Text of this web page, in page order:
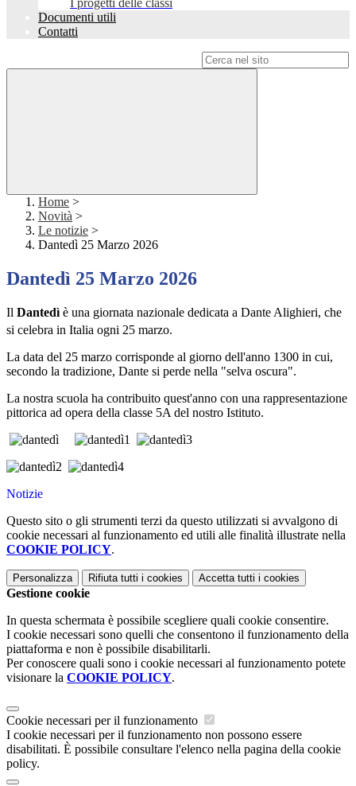
I progetti delle classi
Documenti utili
Contatti
Home >
Novità >
Le notizie >
Dantedì 25 Marzo 2026
Dantedì 25 Marzo 2026
Il Dantedì è una giornata nazionale dedicata a Dante Alighieri, che
si celebra in Italia ogni 25 marzo.
La data del 25 marzo corrisponde al giorno dell'anno 1300 in cui,
secondo la tradizione, Dante si perde nella "selva oscura".
La nostra scuola ha contribuito quest'anno con una rappresentazione
pittorica ad opera della classe 5A del nostro Istituto.
Notizie
Questo sito o gli strumenti terzi da questo utilizzati si avvalgono di
cookie necessari al funzionamento ed utili alle finalità illustrate nella
COOKIE POLICY.
Personalizza Rifiuta tutti i cookies Accetta tutti i cookies
Gestione cookie
In questa schermata è possibile scegliere quali cookie consentire.
I cookie necessari sono quelli che consentono il funzionamento della
piattaforma e non è possibile disabilitarli.
Per conoscere quali sono i cookie necessari al funzionamento potete
visionare la COOKIE POLICY.
Cookie necessari per il funzionamento
I cookie necessari per il funzionamento non possono essere
disabilitati. È possibile consultare l'elenco nella pagina della cookie
policy.